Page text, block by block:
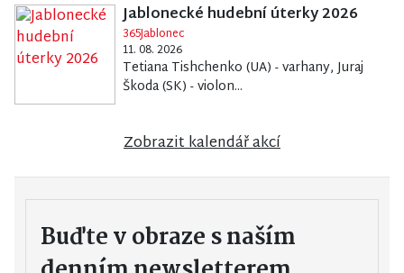
Jablonecké hudební úterky 2026
365Jablonec
11. 08. 2026
Tetiana Tishchenko (UA) - varhany, Juraj
Škoda (SK) - violon...
Zobrazit kalendář akcí
Buďte v obraze s naším